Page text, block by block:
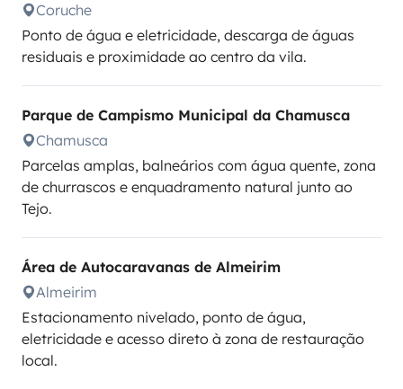
Coruche
Ponto de água e eletricidade, descarga de águas
residuais e proximidade ao centro da vila.
Parque de Campismo Municipal da Chamusca
Chamusca
Parcelas amplas, balneários com água quente, zona
de churrascos e enquadramento natural junto ao
Tejo.
Área de Autocaravanas de Almeirim
Almeirim
Estacionamento nivelado, ponto de água,
eletricidade e acesso direto à zona de restauração
local.